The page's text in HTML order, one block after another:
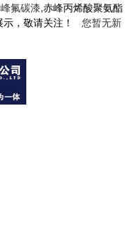
氟碳漆,赤峰丙烯酸聚氨酯
示，敬请关注！ 您暂无新